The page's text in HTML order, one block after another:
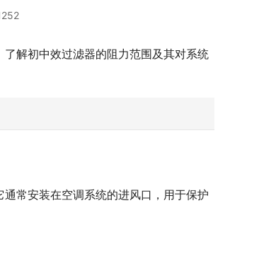
解初中效过滤器的阻力范围及其对系统
常安装在空调系统的进风口，用于保护